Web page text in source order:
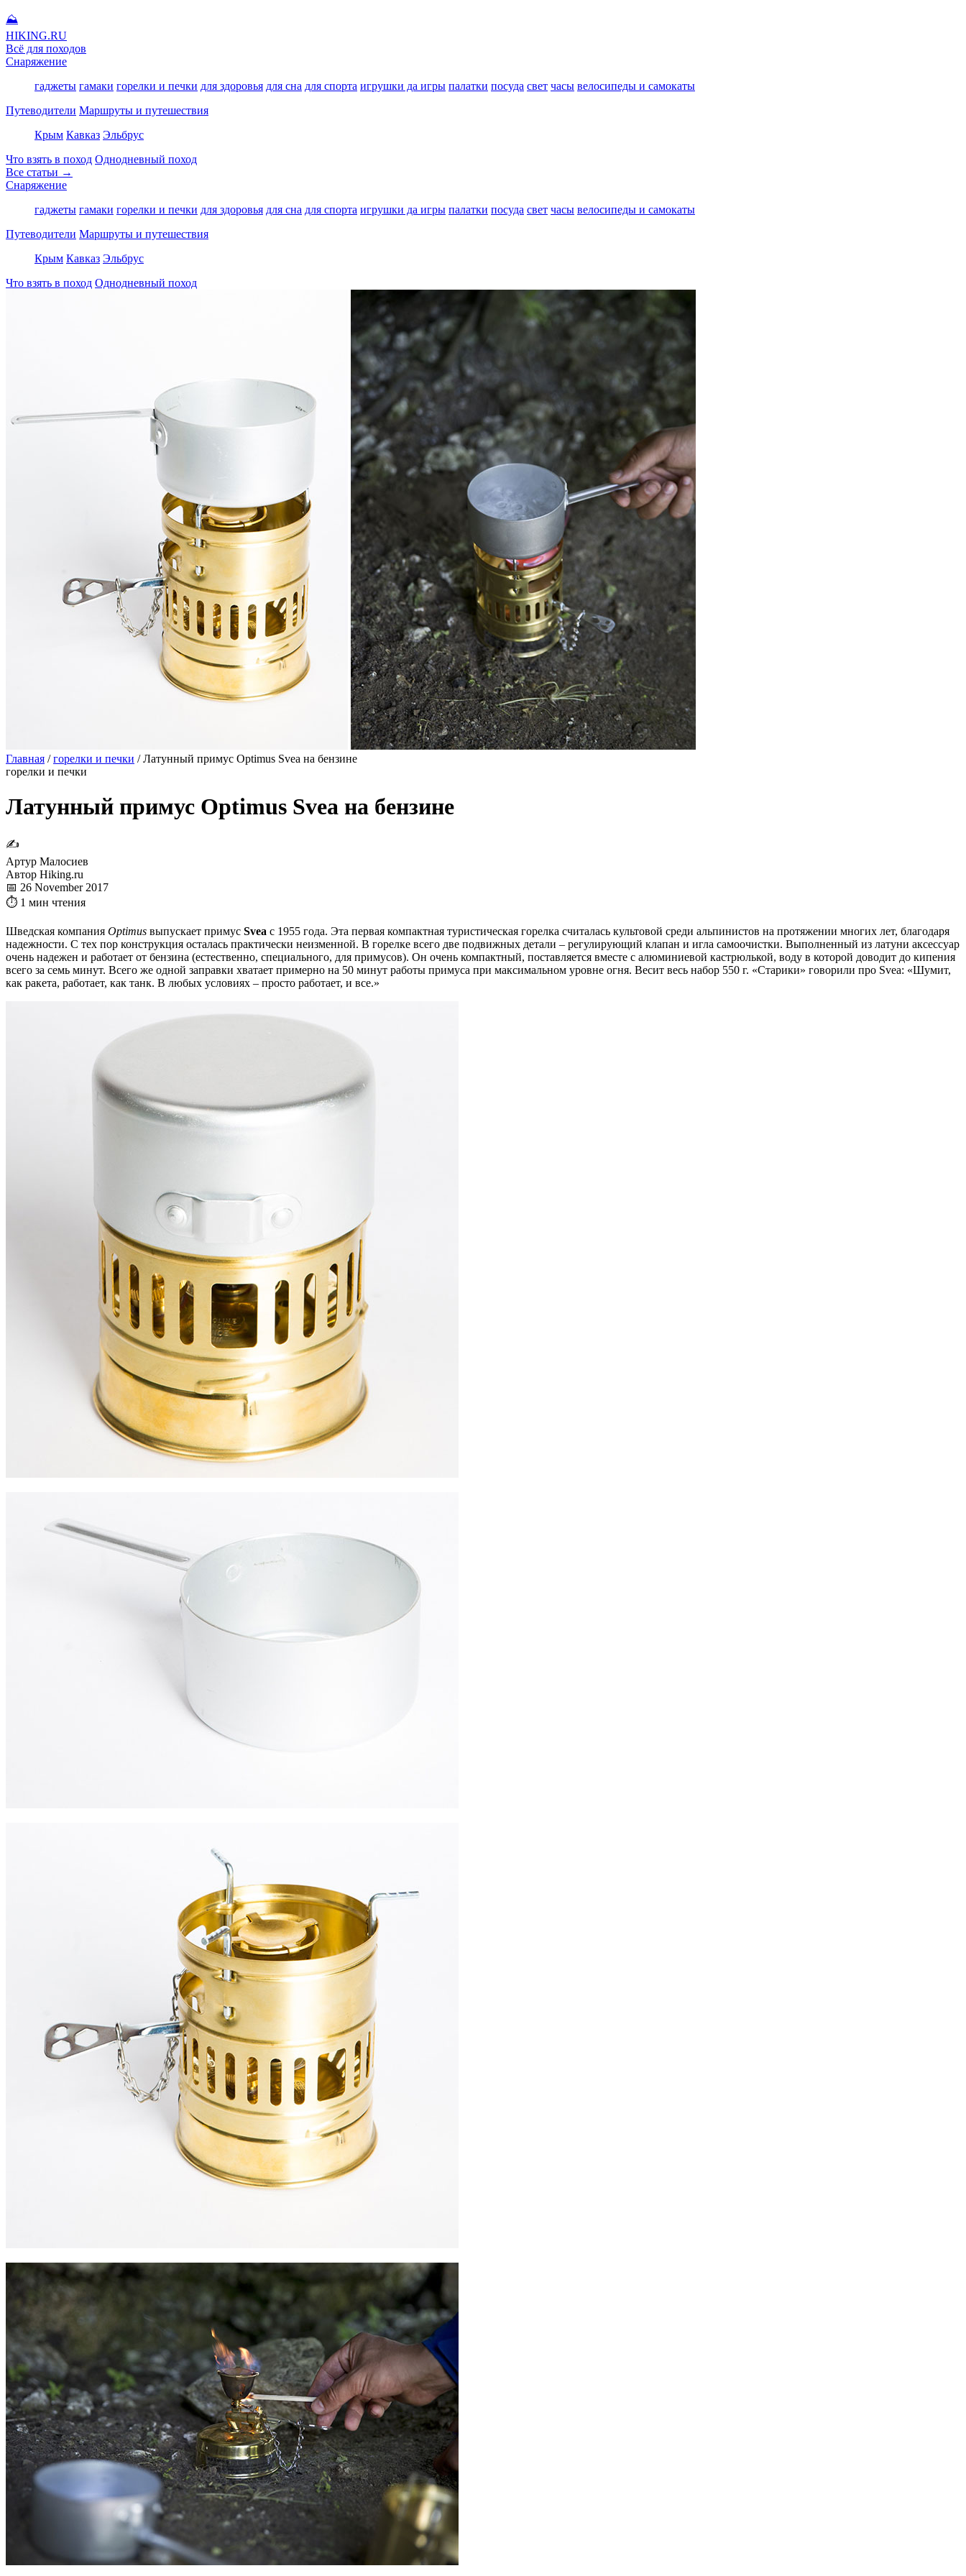
⛰
HIKING.RU
Всё для походов
Снаряжение
гаджеты гамаки горелки и печки для здоровья для сна для спорта игрушки да игры палатки посуда свет часы велосипеды и самокаты
Путеводители Маршруты и путешествия
Крым Кавказ Эльбрус
Что взять в поход Однодневный поход
Все статьи →
Снаряжение
гаджеты гамаки горелки и печки для здоровья для сна для спорта игрушки да игры палатки посуда свет часы велосипеды и самокаты
Путеводители Маршруты и путешествия
Крым Кавказ Эльбрус
Что взять в поход Однодневный поход
Главная / горелки и печки / Латунный примус Optimus Svea на бензине
горелки и печки
Латунный примус Optimus Svea на бензине
✍
Артур Малосиев
Автор Hiking.ru
📅 26 November 2017
⏱ 1 мин чтения
Шведская компания Optimus выпускает примус Svea с 1955 года. Эта первая компактная туристическая горелка считалась культовой среди альпинистов на протяжении многих лет, благодаря
надежности. С тех пор конструкция осталась практически неизменной. В горелке всего две подвижных детали – регулирующий клапан и игла самоочистки. Выполненный из латуни аксессуар
очень надежен и работает от бензина (естественно, специального, для примусов). Он очень компактный, поставляется вместе с алюминиевой кастрюлькой, воду в которой доводит до кипения
всего за семь минут. Всего же одной заправки хватает примерно на 50 минут работы примуса при максимальном уровне огня. Весит весь набор 550 г. «Старики» говорили про Svea: «Шумит,
как ракета, работает, как танк. В любых условиях – просто работает, и все.»